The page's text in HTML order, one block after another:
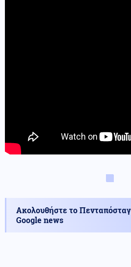
Ακολουθήστε το
Google news